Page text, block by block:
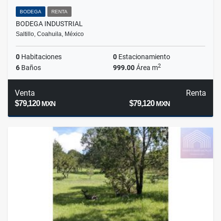
BODEGA RENTA
BODEGA INDUSTRIAL
Saltillo, Coahuila, México
0 Habitaciones 0 Estacionamiento
6 Baños 999.00Área m2
Venta
$79,120MXN
Renta
$79,120MXN